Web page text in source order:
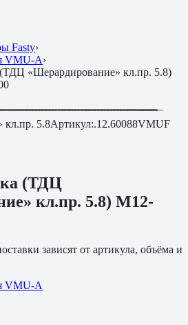
Fasty›
VMU-A›
«Шерардирование» кл.пр. 5.8)
кл.пр. 5.8Артикул:.12.60088VMUF
(ТДЦ
кл.пр. 5.8) M12-
зависят от артикула, объёма и
VMU-A